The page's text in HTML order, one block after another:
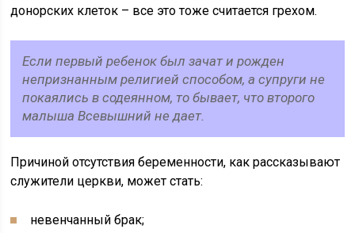
донорских клеток – все это тоже считается грехом.
Если первый ребенок был зачат и рожден
непризнанным религией способом, а супруги не
покаялись в содеянном, то бывает, что второго
малыша Всевышний не дает.
Причиной отсутствия беременности, как рассказывают
служители церкви, может стать:
невенчанный брак;